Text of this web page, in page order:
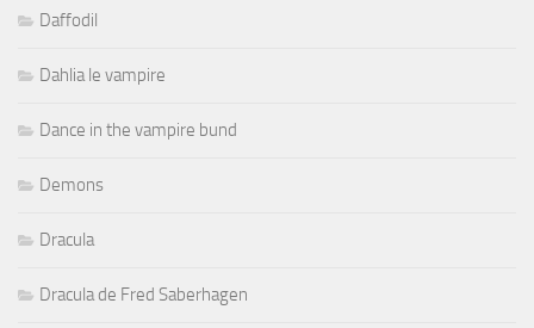
Daffodil
Dahlia le vampire
Dance in the vampire bund
Demons
Dracula
Dracula de Fred Saberhagen